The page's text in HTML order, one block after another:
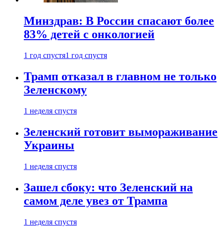
Минздрав: В России спасают более
83% детей с онкологией
1 год спустя1 год спустя
Трамп отказал в главном не только
Зеленскому
1 неделя спустя
Зеленский готовит вымораживание
Украины
1 неделя спустя
Зашел сбоку: что Зеленский на
самом деле увез от Трампа
1 неделя спустя